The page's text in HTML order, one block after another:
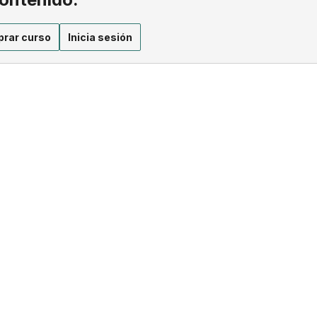
curso Inicia sesión